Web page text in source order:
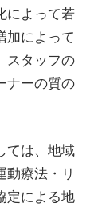
によって若
加によって
スタッフの
ナーの質の
ては、地域
動療法・リ
定による地